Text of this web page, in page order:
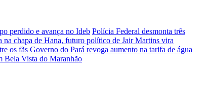
perdido e avança no Ideb Polícia Federal desmonta três
na chapa de Hana, futuro político de Jair Martins vira
os fãs Governo do Pará revoga aumento na tarifa de água
Bela Vista do Maranhão